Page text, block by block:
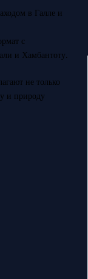
в Галле и
с
и Хамбантоту.
не только
и природу